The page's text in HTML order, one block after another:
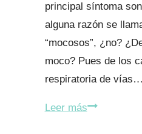
principal síntoma
alguna razón se
“mocosos”, ¿no?
moco? Pues de los
respiratoria de vías…
Leer másDoctora,